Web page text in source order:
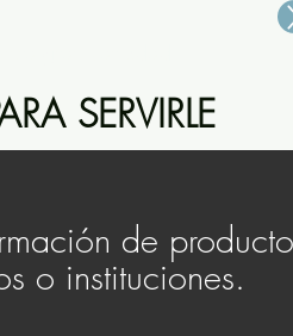
SERVIRLE
de
o instituciones.